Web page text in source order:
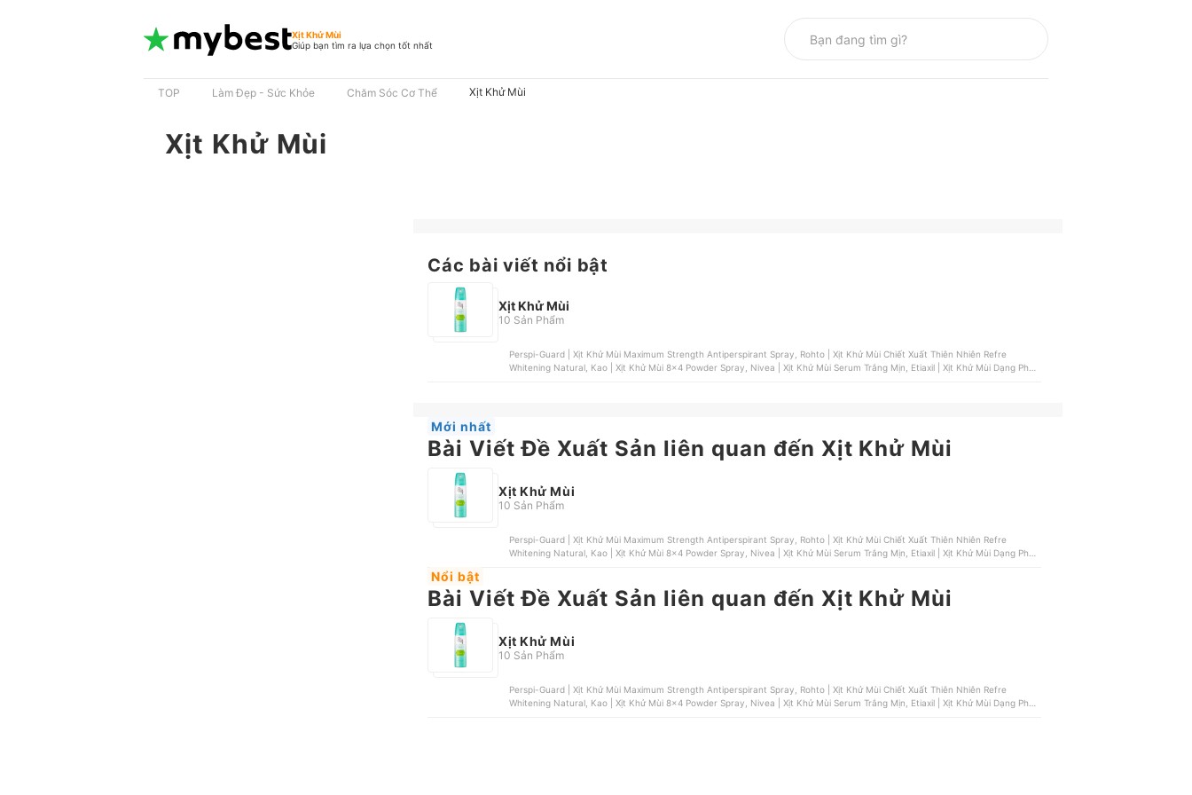
Xịt Khử Mùi
Giúp bạn tìm ra lựa chọn tốt nhất
TOP Làm Đẹp - Sức Khỏe Chăm Sóc Cơ Thể Xịt Khử Mùi
Xịt Khử Mùi
Các bài viết nổi bật
Xịt Khử Mùi
10 Sản Phẩm
Perspi-Guard | Xịt Khử Mùi Maximum Strength Antiperspirant Spray, Rohto | Xịt Khử Mùi Chiết Xuất Thiên Nhiên Refre
Whitening Natural, Kao | Xịt Khử Mùi 8x4 Powder Spray, Nivea | Xịt Khử Mùi Serum Trắng Mịn, Etiaxil | Xịt Khử Mùi Dạng Phun
Mới nhất
Bài Viết Đề Xuất Sản liên quan đến Xịt Khử Mùi
Xịt Khử Mùi
10 Sản Phẩm
Perspi-Guard | Xịt Khử Mùi Maximum Strength Antiperspirant Spray, Rohto | Xịt Khử Mùi Chiết Xuất Thiên Nhiên Refre
Whitening Natural, Kao | Xịt Khử Mùi 8x4 Powder Spray, Nivea | Xịt Khử Mùi Serum Trắng Mịn, Etiaxil | Xịt Khử Mùi Dạng Phun
Nổi bật
Bài Viết Đề Xuất Sản liên quan đến Xịt Khử Mùi
Xịt Khử Mùi
10 Sản Phẩm
Perspi-Guard | Xịt Khử Mùi Maximum Strength Antiperspirant Spray, Rohto | Xịt Khử Mùi Chiết Xuất Thiên Nhiên Refre
Whitening Natural, Kao | Xịt Khử Mùi 8x4 Powder Spray, Nivea | Xịt Khử Mùi Serum Trắng Mịn, Etiaxil | Xịt Khử Mùi Dạng Phun